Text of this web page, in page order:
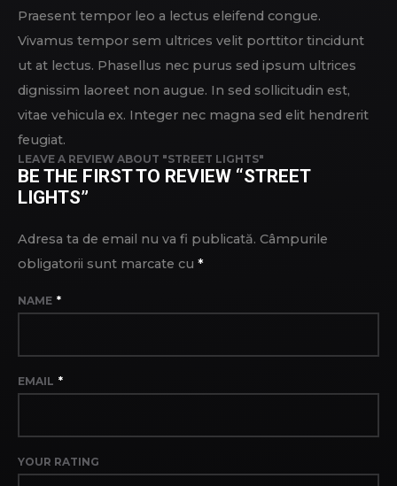
Praesent tempor leo a lectus eleifend congue.
Vivamus tempor sem ultrices velit porttitor tincidunt
ut at lectus. Phasellus nec purus sed ipsum ultrices
dignissim laoreet non augue. In sed sollicitudin est,
vitae vehicula ex. Integer nec magna sed elit hendrerit
feugiat.
LEAVE A REVIEW ABOUT "STREET LIGHTS"
BE THE FIRST TO REVIEW “STREET
LIGHTS”
Adresa ta de email nu va fi publicată. Câmpurile
obligatorii sunt marcate cu *
NAME *
EMAIL *
YOUR RATING